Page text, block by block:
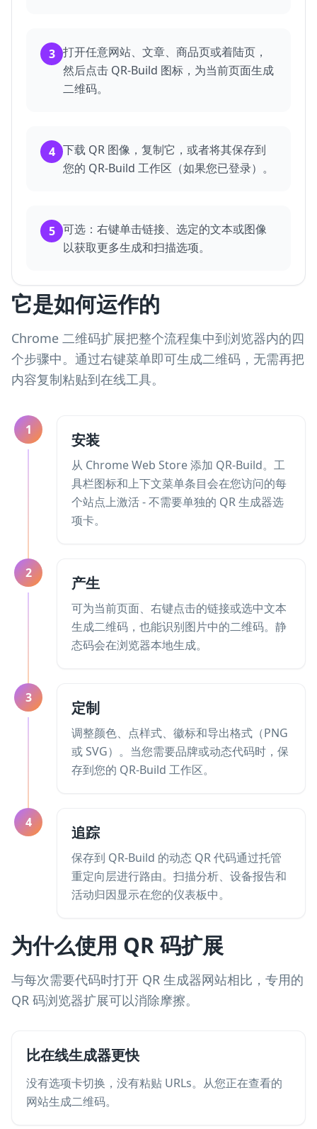
3 打开任意网站、文章、商品页或着陆页，
然后点击 QR-Build 图标，为当前页面生成
二维码。
4 下载 QR 图像，复制它，或者将其保存到
您的 QR-Build 工作区（如果您已登录）。
5 可选：右键单击链接、选定的文本或图像
以获取更多生成和扫描选项。
它是如何运作的
Chrome 二维码扩展把整个流程集中到浏览器内的四
个步骤中。通过右键菜单即可生成二维码，无需再把
内容复制粘贴到在线工具。
1
安装
从 Chrome Web Store 添加 QR-Build。工
具栏图标和上下文菜单条目会在您访问的每
个站点上激活 - 不需要单独的 QR 生成器选
项卡。
2
产生
可为当前页面、右键点击的链接或选中文本
生成二维码，也能识别图片中的二维码。静
态码会在浏览器本地生成。
3
定制
调整颜色、点样式、徽标和导出格式（PNG
或 SVG）。当您需要品牌或动态代码时，保
存到您的 QR-Build 工作区。
4
追踪
保存到 QR-Build 的动态 QR 代码通过托管
重定向层进行路由。扫描分析、设备报告和
活动归因显示在您的仪表板中。
为什么使用 QR 码扩展
与每次需要代码时打开 QR 生成器网站相比，专用的
QR 码浏览器扩展可以消除摩擦。
比在线生成器更快
没有选项卡切换，没有粘贴 URLs。从您正在查看的
网站生成二维码。